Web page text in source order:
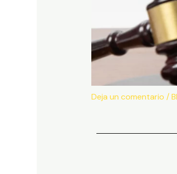
Deja un comentario /